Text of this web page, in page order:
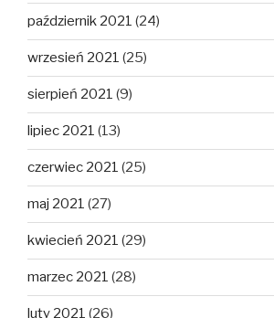
październik 2021 (24)
wrzesień 2021 (25)
sierpień 2021 (9)
lipiec 2021 (13)
czerwiec 2021 (25)
maj 2021 (27)
kwiecień 2021 (29)
marzec 2021 (28)
luty 2021 (26)